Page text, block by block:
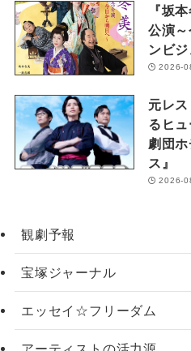
『坂
公演
ンビ
2026-
元レ
るヒ
劇団
ス』
2026-
観劇予報
宝塚ジャーナル
エッセイ☆フリーダム